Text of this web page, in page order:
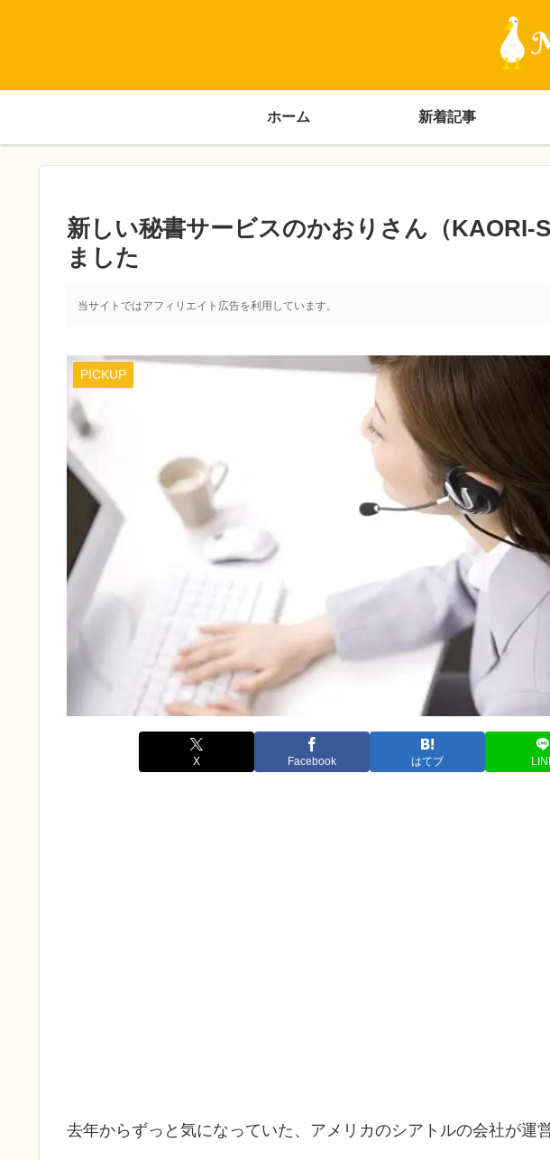
ホーム 新着記事
新しい秘書サービスのかおりさん（KAORI-
ました
当サイトではアフィリエイト広告を利用しています。
PICKUP
X Facebook はてブ
去年からずっと気になっていた、アメリカのシアトルの会社が運